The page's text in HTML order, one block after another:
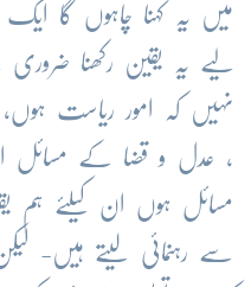
میں یہ کہنا چاہوں گا
لیے یہ یقین رکھنا
نہیں کہ امور ریاست
، عدل و قضا کے مسائل
مسائل ہوں ان کیلئے
سے رہنمائی لیتے ہیں-